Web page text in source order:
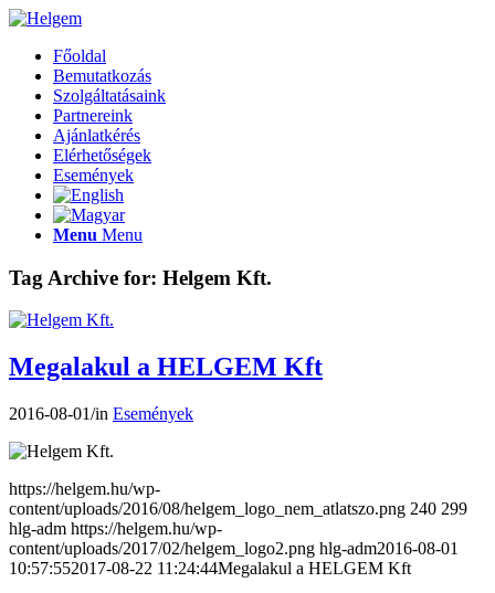
Főoldal
Bemutatkozás
Szolgáltatásaink
Partnereink
Ajánlatkérés
Elérhetőségek
Események
Menu Menu
Tag Archive for: Helgem Kft.
Megalakul a HELGEM Kft
2016-08-01/in Események
https://helgem.hu/wp-
content/uploads/2016/08/helgem_logo_nem_atlatszo.png 240 299
hlg-adm https://helgem.hu/wp-
content/uploads/2017/02/helgem_logo2.png hlg-adm2016-08-01
10:57:552017-08-22 11:24:44Megalakul a HELGEM Kft